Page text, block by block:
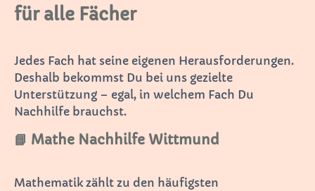
für alle Fächer
Jedes Fach hat seine eigenen Herausforderungen.
Deshalb bekommst Du bei uns gezielte
Unterstützung – egal, in welchem Fach Du
Nachhilfe brauchst.
📘 Mathe Nachhilfe Wittmund
Mathematik zählt zu den häufigsten